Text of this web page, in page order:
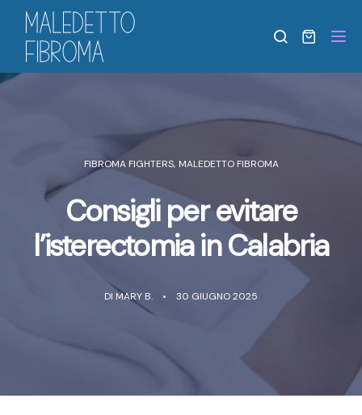
FIBROMA FIGHTERS, MALEDETTO FIBROMA
Consigli per evitare
l’isterectomia in Calabria
DI MARY B. 30 GIUGNO 2025